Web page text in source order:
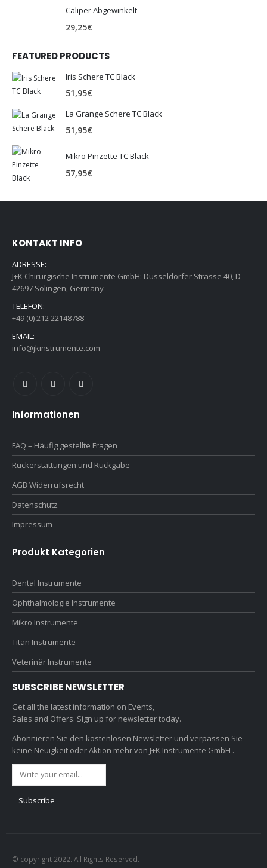
Caliper Abgewinkelt
29,25€
FEATURED PRODUCTS
Iris Schere TC Black
51,95€
La Grange Schere TC Black
51,95€
Mikro Pinzette TC Black
57,95€
KONTAKT INFO
ADRESSE:
J+K Chirurgische Instrumente GmbH: Düsseldorfer Strasse 40, D-
42697 Solingen, Germany
TELEFON:
+49 (0) 212 22148788
EMAIL:
info@jkinstrumente.com
Informationen
FAQ – Häufig gestellte Fragen
Rückerstattungen und Rückgabe
AGB Widerrufsrecht
Datenschutz
Impressum
Produkt Kategorien
Dental Instrumente
Ophthalmologie Instrumente
Mikro Instrumente
Titan Instrumente
Veterinär Instrumente
SUBSCRIBE NEWSLETTER
Get all the latest information on Events,
Sales and Offers. Sign up for newsletter today.
Abonnieren Sie den kostenlosen Newsletter und verpassen Sie
keine Neuigkeit oder Aktion mehr von J+K Instrumente GmbH .
© copyright 2022. All Rights Reserved.